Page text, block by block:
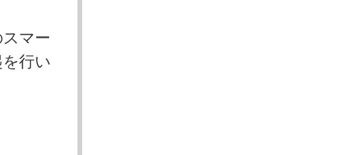
マー
行い